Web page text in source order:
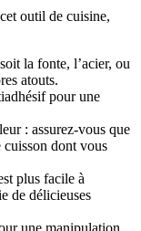
outil de cuisine,
la fonte, l’acier, ou
atouts.
pour une
: assurez-vous que
cuisson dont vous
plus facile à
de délicieuses